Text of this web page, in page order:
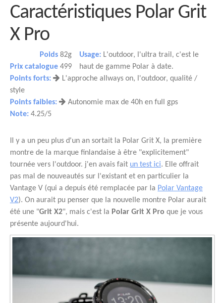
Caractéristiques Polar Grit
X Pro
Poids 82g
Prix catalogue 499
Usage: L'outdoor, l'ultra trail, c'est le
haut de gamme Polar à date.
Points forts:
L'approche allways on, l'outdoor, qualité /
style
Points faibles:
Autonomie max de 40h en full gps
Note: 4.25/5
Il y a un peu plus d'un an sortait la Polar Grit X, la première
montre de la marque finlandaise à être "explicitement"
tournée vers l'outdoor. j'en avais fait un test ici. Elle offrait
pas mal de nouveautés sur l'existant et en particulier la
Vantage V (qui a depuis été remplacée par la Polar Vantage
V2). On aurait pu penser que la nouvelle montre Polar aurait
été une "Grit X2", mais c'est la Polar Grit X Pro que je vous
présente aujourd'hui.